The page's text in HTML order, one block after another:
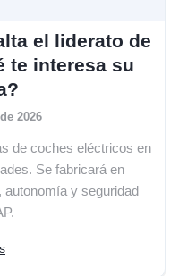
el liderato de
te interesa su
2026
de coches eléctricos en
Se fabricará en
y seguridad